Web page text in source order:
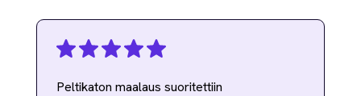
Peltikaton maalaus suoritettiin